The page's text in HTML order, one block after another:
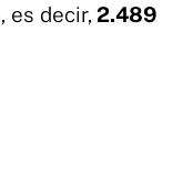
es decir, 2.489